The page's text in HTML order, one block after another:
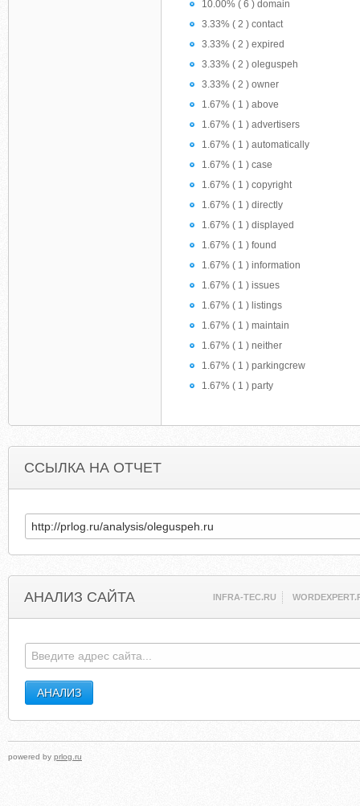
10.00% ( 6 ) domain
3.33% ( 2 ) contact
3.33% ( 2 ) expired
3.33% ( 2 ) oleguspeh
3.33% ( 2 ) owner
1.67% ( 1 ) above
1.67% ( 1 ) advertisers
1.67% ( 1 ) automatically
1.67% ( 1 ) case
1.67% ( 1 ) copyright
1.67% ( 1 ) directly
1.67% ( 1 ) displayed
1.67% ( 1 ) found
1.67% ( 1 ) information
1.67% ( 1 ) issues
1.67% ( 1 ) listings
1.67% ( 1 ) maintain
1.67% ( 1 ) neither
1.67% ( 1 ) parkingcrew
1.67% ( 1 ) party
ССЫЛКА НА ОТЧЕТ
АНАЛИЗ САЙТА INFRA-TEC.RU
powered by prlog.ru